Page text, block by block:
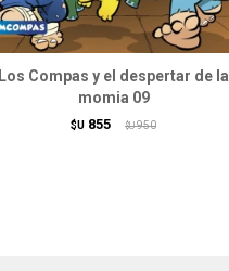
Los Compas y el despertar de la
momia 09
$U 855 $U 950